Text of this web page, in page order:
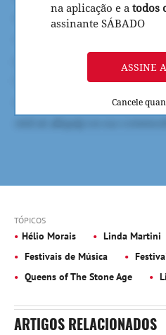
na aplicação e a todos
assinante SÁBADO
ASSINE
Cancele
TÓPICOS
Hélio Morais Linda Martini
Festivais de Música
Queens of The Stone Age
ARTIGOS RELACIONADOS